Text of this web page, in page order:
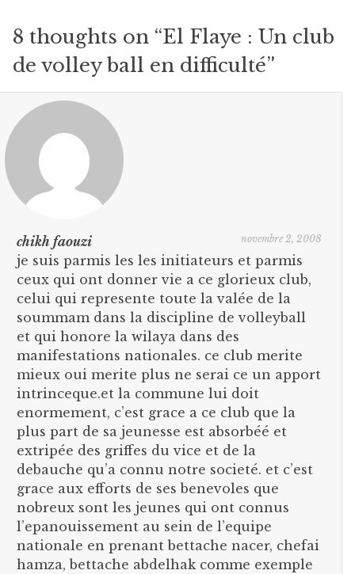
8 thoughts on “El Flaye : Un club
de volley ball en difficulté”
chikh faouzi novembre 2, 2008
je suis parmis les les initiateurs et parmis
ceux qui ont donner vie a ce glorieux club,
celui qui represente toute la valée de la
soummam dans la discipline de volleyball
et qui honore la wilaya dans des
manifestations nationales. ce club merite
mieux oui merite plus ne serai ce un apport
intrinceque.et la commune lui doit
enormement, c’est grace a ce club que la
plus part de sa jeunesse est absorbéé et
extripée des griffes du vice et de la
debauche qu’a connu notre societé. et c’est
grace aux efforts de ses benevoles que
nobreux sont les jeunes qui ont connus
l’epanouissement au sein de l’equipe
nationale en prenant bettache nacer, chefai
hamza, bettache abdelhak comme exemple